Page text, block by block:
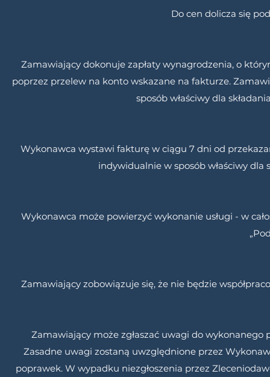
Do cen dolicza się
Zamawiający dokonuje zapłaty wynagrodzenia, o
poprzez przelew na konto wskazane na fakturze.
sposób właściwy dla
Wykonawca wystawi fakturę w ciągu 7 dni od
indywidualnie w sposób właściwy dla
Wykonawca może powierzyć wykonanie usługi - w
Zamawiający zobowiązuje się, że nie będzie
Zamawiający może zgłaszać uwagi do
Zasadne uwagi zostaną uwzględnione przez
poprawek. W wypadku niezgłoszenia przez